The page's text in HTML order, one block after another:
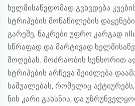
ხელმისაწვდომად გვხვდება
სტრიპების მონაწილების
გარეშე, ნაკრები უფრო კარგად
სწრაფად და მარტივად
მოღებას. მოძრაობის სენსორით
სტრიპების არჩევა შეიძლება
საშუალებას, რომელიც
ნის კარი გახსნია, და